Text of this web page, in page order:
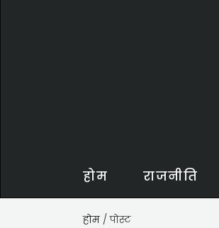
होम राजनीति
होम / पोस्ट